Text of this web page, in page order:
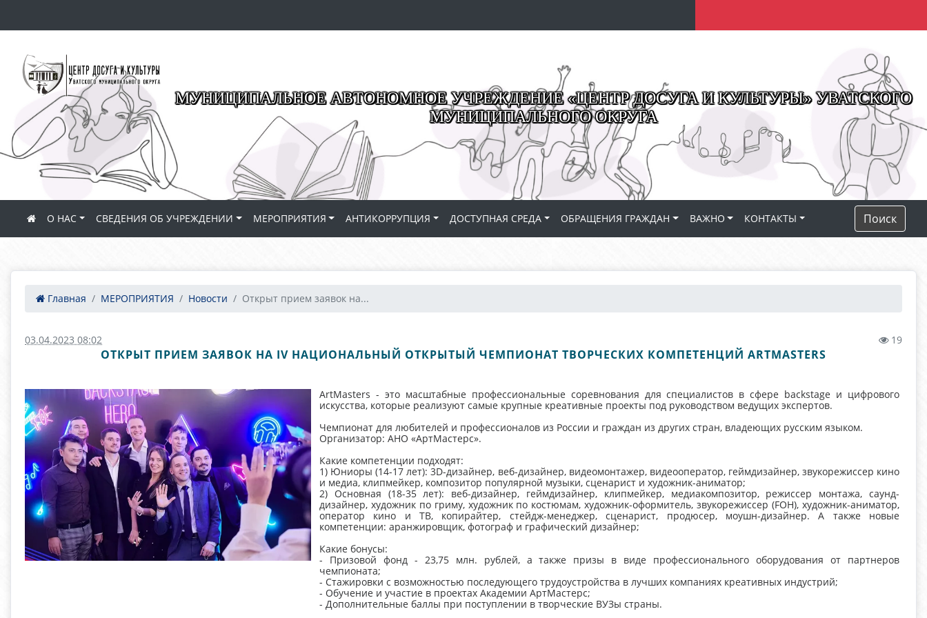
МУНИЦИПАЛЬНОЕ АВТОНОМНОЕ УЧРЕЖДЕНИЕ «ЦЕНТР ДОСУГА И КУЛЬТУРЫ» УВАТСКОГО
МУНИЦИПАЛЬНОГО ОКРУГА
О НАС СВЕДЕНИЯ ОБ УЧРЕЖДЕНИИ МЕРОПРИЯТИЯ АНТИКОРРУПЦИЯ ДОСТУПНАЯ СРЕДА ОБРАЩЕНИЯ ГРАЖДАН ВАЖНО КОНТАКТЫ Поиск
Главная МЕРОПРИЯТИЯ Новости Открыт прием заявок на...
03.04.2023 08:02 19
ОТКРЫТ ПРИЕМ ЗАЯВОК НА IV НАЦИОНАЛЬНЫЙ ОТКРЫТЫЙ ЧЕМПИОНАТ ТВОРЧЕСКИХ КОМПЕТЕНЦИЙ ARTMASTERS
ArtMasters - это масштабные профессиональные соревнования для специалистов в сфере backstage и цифрового
искусства, которые реализуют самые крупные креативные проекты под руководством ведущих экспертов.
Чемпионат для любителей и профессионалов из России и граждан из других стран, владеющих русским языком.
Организатор: АНО «АртМастерс».
Какие компетенции подходят:
1) Юниоры (14-17 лет): 3D-дизайнер, веб-дизайнер, видеомонтажер, видеооператор, геймдизайнер, звукорежиссер кино
и медиа, клипмейкер, композитор популярной музыки, сценарист и художник-аниматор;
2) Основная (18-35 лет): веб-дизайнер, геймдизайнер, клипмейкер, медиакомпозитор, режиссер монтажа, саунд-
дизайнер, художник по гриму, художник по костюмам, художник-оформитель, звукорежиссер (FOH), художник-аниматор,
оператор кино и ТВ, копирайтер, стейдж-менеджер, сценарист, продюсер, моушн-дизайнер. А также новые
компетенции: аранжировщик, фотограф и графический дизайнер;
Какие бонусы:
- Призовой фонд - 23,75 млн. рублей, а также призы в виде профессионального оборудования от партнеров
чемпионата;
- Стажировки с возможностью последующего трудоустройства в лучших компаниях креативных индустрий;
- Обучение и участие в проектах Академии АртМастерс;
- Дополнительные баллы при поступлении в творческие ВУЗы страны.